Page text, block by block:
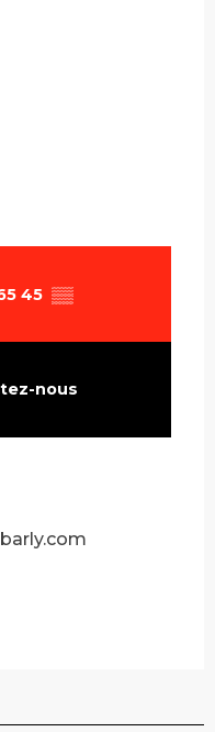
45 ▒▒
nous